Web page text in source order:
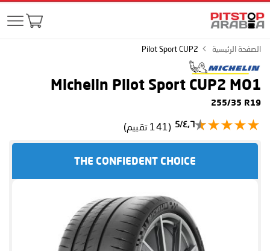
الصفحة الرئيسية Pilot Sport CUP2
Michelin Pilot Sport CUP2 MO1
255/35 R19
٤٫٦/5 (141 تقييم)
THE CONFIEDENT CHOICE